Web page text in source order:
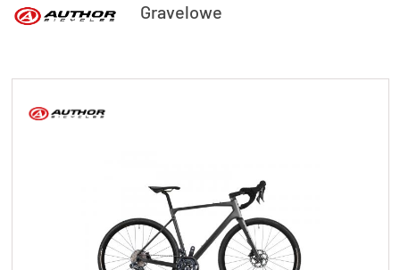
KryptoFlex Key Cable
34,90 zł* 89,00 zł*
Gravelowe